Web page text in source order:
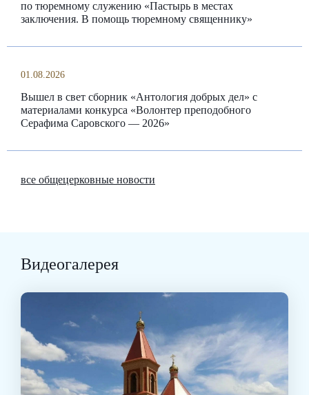
по тюремному служению «Пастырь в местах
заключения. В помощь тюремному священнику»
01.08.2026
Вышел в свет сборник «Антология добрых дел» с
материалами конкурса «Волонтер преподобного
Серафима Саровского — 2026»
все общецерковные новости
Видеогалерея